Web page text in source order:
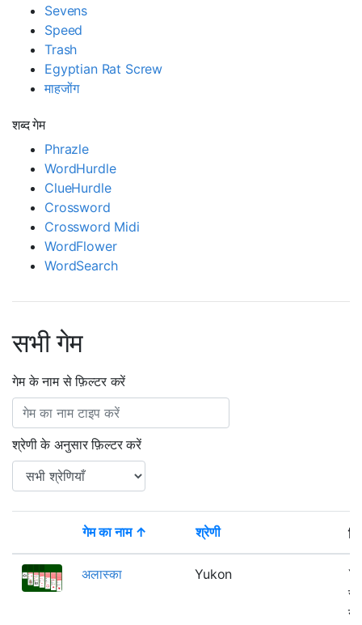
Sevens
Speed
Trash
Egyptian Rat Screw
माहजोंग
शब्द गेम
Phrazle
WordHurdle
ClueHurdle
Crossword
Crossword Midi
WordFlower
WordSearch
सभी गेम
गेम के नाम से फ़िल्टर करें
श्रेणी के अनुसार फ़िल्टर करें
Thumbnail
गेम का नाम ↑ श्रेणी
अलास्का Yukon